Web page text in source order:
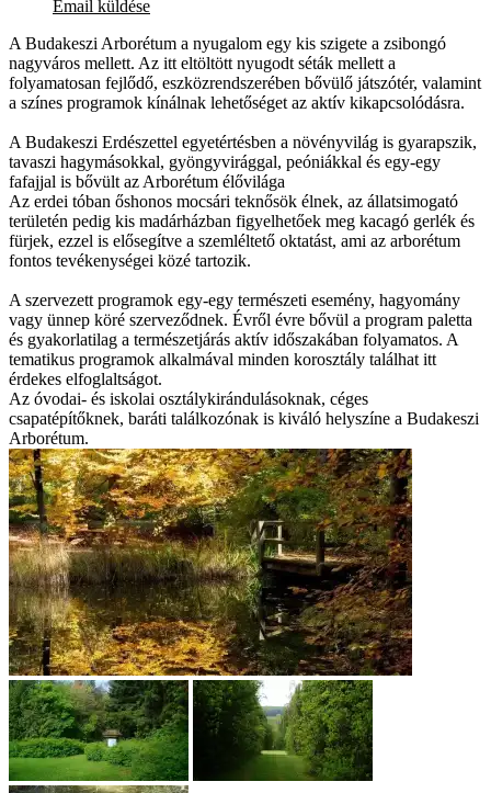
Email küldése
A Budakeszi Arborétum a nyugalom egy kis szigete a zsibongó
nagyváros mellett. Az itt eltöltött nyugodt séták mellett a
folyamatosan fejlődő, eszközrendszerében bővülő játszótér, valamint
a színes programok kínálnak lehetőséget az aktív kikapcsolódásra.
A Budakeszi Erdészettel egyetértésben a növényvilág is gyarapszik,
tavaszi hagymásokkal, gyöngyvirággal, peóniákkal és egy-egy
fafajjal is bővült az Arborétum élővilága
Az erdei tóban őshonos mocsári teknősök élnek, az állatsimogató
területén pedig kis madárházban figyelhetőek meg kacagó gerlék és
fürjek, ezzel is elősegítve a szemléltető oktatást, ami az arborétum
fontos tevékenységei közé tartozik.
A szervezett programok egy-egy természeti esemény, hagyomány
vagy ünnep köré szerveződnek. Évről évre bővül a program paletta
és gyakorlatilag a természetjárás aktív időszakában folyamatos. A
tematikus programok alkalmával minden korosztály találhat itt
érdekes elfoglaltságot.
Az óvodai- és iskolai osztálykirándulásoknak, céges
csapatépítőknek, baráti találkozónak is kiváló helyszíne a Budakeszi
Arborétum.